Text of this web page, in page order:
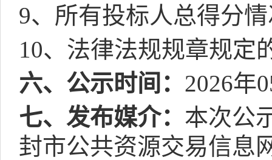
9、所有投标人总得分
10、法律法规规章规定
六、公示时间： 2026年
七、发布媒介： 本次公
封市公共资源交易信息